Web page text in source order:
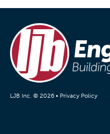
LJB Inc. © 2026 • Privacy Policy